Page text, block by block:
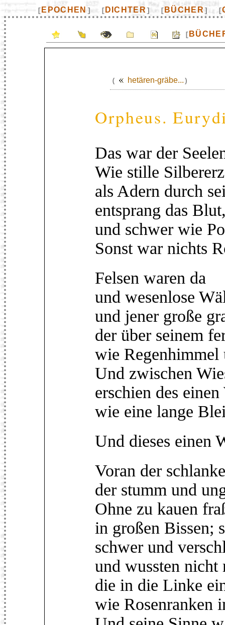
[ EPOCHEN ] [ DICHTER] [ BÜCHER] [
[
( hetären-gräbe...)
Orpheus.
Das war der
Wie stille
als Adern durch
entsprang das
und schwer wie
Sonst war nichts
Felsen waren da
und wesenlose
und jener große
der über seinem
wie Regenhimmel
Und zwischen
erschien des
wie eine lange
Und dieses einen
Voran der
der stumm und
Ohne zu kauen
in großen Bissen;
schwer und
und wussten
die in die Linke
wie Rosenranken